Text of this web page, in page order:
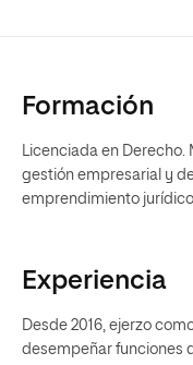
Formación
Licenciada en Derecho.
gestión empresarial y
emprendimiento
Experiencia
Desde 2016, ejerzo
desempeñar funciones